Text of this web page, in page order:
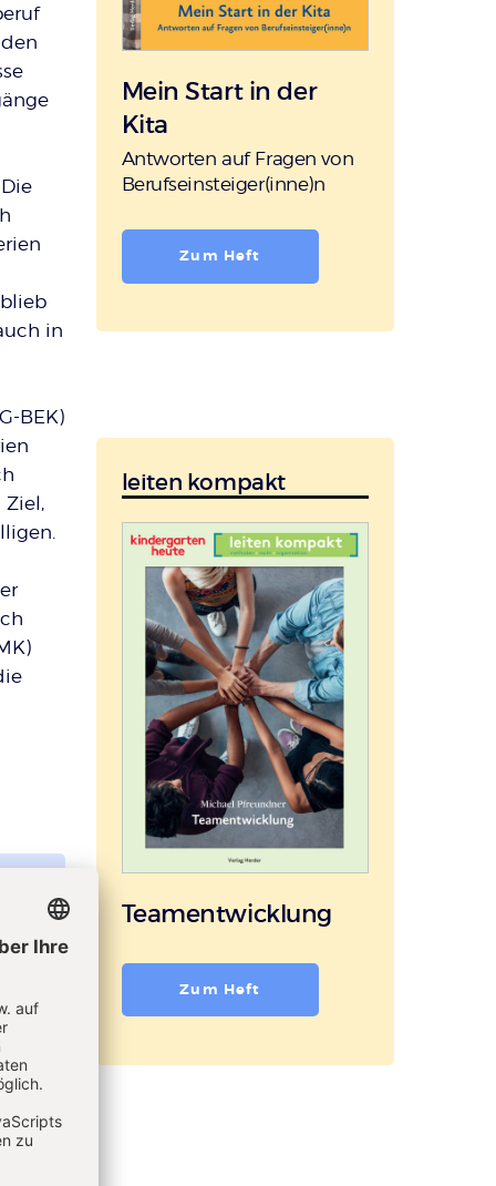
in
BEK)
Mein Start in der
Kita
:
Antworten auf Fragen von
Berufseinsteiger(inne)n
Zum Heft
leiten kompakt
Teamentwicklung
Zum Heft